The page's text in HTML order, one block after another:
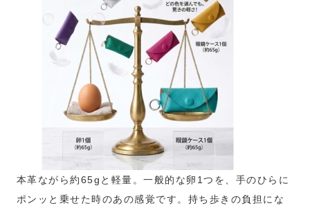
本革ながら約65gと軽量。一般的な卵1つを、手のひらに
ポンッと乗せた時のあの感覚です。持ち歩きの負担にな